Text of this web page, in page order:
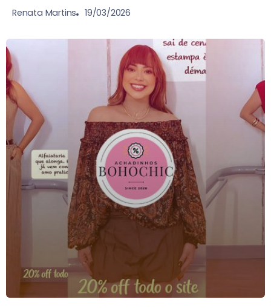
Renata Martins 19/03/2026